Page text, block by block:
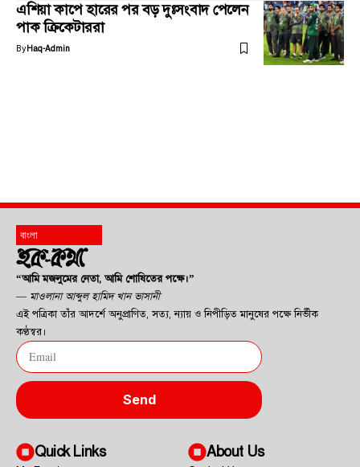
এশিয়া কাপে হারের পর বড় দুঃসংবাদ পেলেন
পাক ক্রিকেটাররা
ByHaq-Admin
“আমি মজলুমের নেতা, আমি শোষিতের পক্ষে।”
— মাওলানা আব্দুল হামিদ খান ভাসানী
এই পত্রিকা তাঁর আদর্শে অনুপ্রাণিত, সত্য, ন্যায় ও নিপীড়িত মানুষের পক্ষে নির্ভীক
কণ্ঠস্বর।
Send
Quick Links About Us